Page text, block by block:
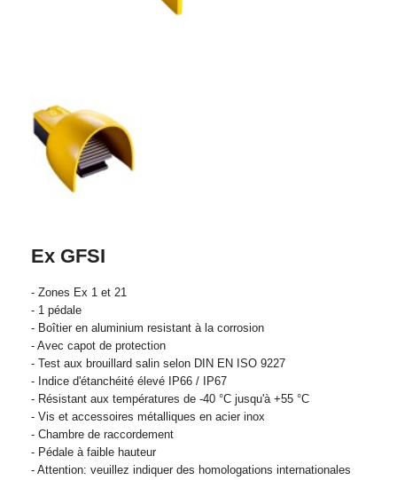
Ex GFSI
- Zones Ex 1 et 21
- 1 pédale
- Boîtier en aluminium resistant à la corrosion
- Avec capot de protection
- Test aux brouillard salin selon DIN EN ISO 9227
- Indice d'étanchéité élevé IP66 / IP67
- Résistant aux températures de -40 °C jusqu'à +55 °C
- Vis et accessoires métalliques en acier inox
- Chambre de raccordement
- Pédale à faible hauteur
- Attention: veuillez indiquer des homologations internationales